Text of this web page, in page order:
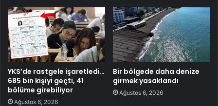
YKS’de rastgele işaretledi…
685 bin kişiyi geçti, 41
bölüme girebiliyor
Ağustos 6, 2026
Bir bölgede daha denize
girmek yasaklandı
Ağustos 6, 2026